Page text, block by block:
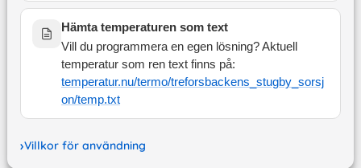
Hämta temperaturen som text
Vill du programmera en egen lösning? Aktuell
temperatur som ren text finns på:
temperatur.nu/termo/treforsbackens_stugby_sorsj
on/temp.txt
Villkor för användning